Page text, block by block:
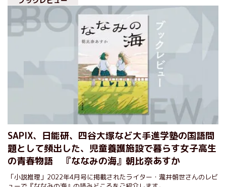
SAPIX、日能研、四谷大塚など大手進学塾の国語問
題として頻出した、児童養護施設で暮らす女子高生
の青春物語 『ななみの海』朝比奈あすか
「小説推理」2022年4月号に掲載されたライター・瀧井朝世さんのレビ